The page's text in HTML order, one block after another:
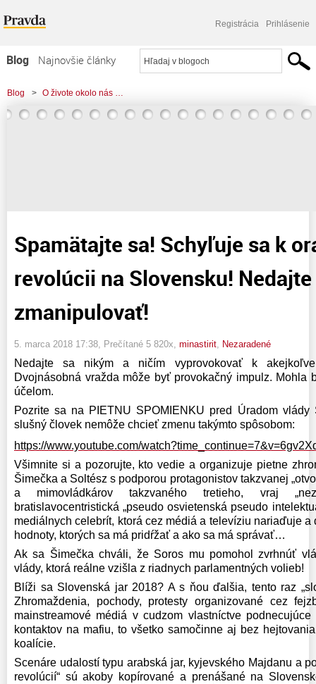
Registrácia Prihlásenie
Blog
Najnovšie články
Najčítanejšie články
Najkomentovanejšie články
Blog > O živote okolo nás …
> Spamätajte sa! Schyľuje sa k oranžovej revolúcii na Slovensku! Nedajte sa
Spamätajte sa! Schyľuje sa k
revolúcii na Slovensku!
zmanipulovať!
5. marca 2018 17:38 , Prečítané 5 820x, minastirit Nezaradené
Nedajte sa nikým a ničím vyprovokovať k
Dvojnásobná vražda môže byť provokačný impulz. Mohla
účelom.
Pozrite sa na PIETNU SPOMIENKU pred Úradom vlády
slušný človek nemôže chcieť zmenu takýmto spôsobom:
https://www.youtube.com/
Všimnite si a pozorujte, kto vedie a organizuje pietne
Šimečka a Soltész s podporou protagonistov takzvanej
a mimovládkárov takzvaného tretieho, vraj
bratislavocentristická „pseudo osvietenská pseudo
mediálnych celebrít, ktorá cez médiá a televíziu nariaďuje
hodnoty, ktorých sa má pridŕžať a ako sa má správať…
Ak sa Šimečka chváli, že Soros mu pomohol zvrhnúť
vlády, ktorá reálne vzišla z riadnych parlamentných volieb!
Blíži sa Slovenská jar 2018? A s ňou ďalšia, tento raz
Zhromaždenia, pochody, protesty organizované cez
mainstreamové médiá v cudzom vlastníctve
kontaktov na mafiu, to všetko samočinne aj bez
koalície.
Scenáre udalostí typu arabská jar, kyjevského Majdanu a
revolúcií“ sú akoby kopírované a prenášané na